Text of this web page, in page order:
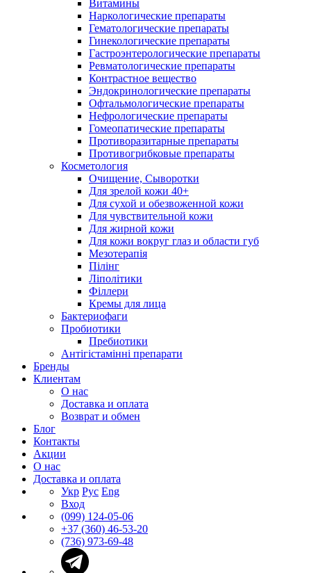
Витамины
Наркологические препараты
Гематологические препараты
Гинекологические препараты
Гастроэнтерологические препараты
Ревматологические препараты
Контрастное вещество
Эндокринологические препараты
Офтальмологические препараты
Нефрологические препараты
Гомеопатические препараты
Противоразитарные препараты
Противогрибковые препараты
Косметология
Очищение, Сыворотки
Для зрелой кожи 40+
Для сухой и обезвоженной кожи
Для чувствительной кожи
Для жирной кожи
Для кожи вокруг глаз и области губ
Мезотерапія
Пілінг
Ліполітики
Філлери
Кремы для лица
Бактериофаги
Пробиотики
Пребиотики
Антігістамінні препарати
Бренды
Клиентам
О нас
Доставка и оплата
Возврат и обмен
Блог
Контакты
Акции
О нас
Доставка и оплата
Укр Рус Eng
Вход
(099) 124-05-06
+37 (360) 46-53-20
(736) 973-69-48